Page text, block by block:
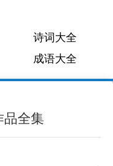
诗词大全
成语大全
品全集